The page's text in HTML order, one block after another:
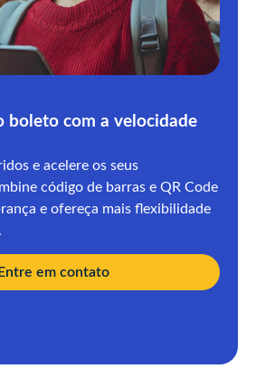
boleto com a velocidade
e acelere os seus
código de barras e QR Code
e ofereça mais flexibilidade
Entre em contato